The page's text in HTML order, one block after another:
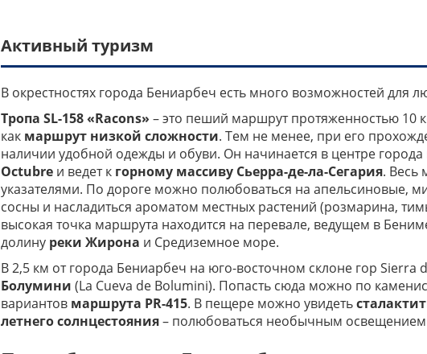
Активный туризм
В окрестностях города Бениарбеч есть много возможностей для
Тропа SL-158 «Racons» – это пеший маршрут протяженностью 10
как маршрут низкой сложности. Тем не менее, при его
наличии удобной одежды и обуви. Он начинается в центре города
Octubre и ведет к горному массиву Сьерра-де-ла-Сегария. Весь
указателями. По дороге можно полюбоваться на апельсиновые,
сосны и насладиться ароматом местных растений (розмарина,
высокая точка маршрута находится на перевале, ведущем в
долину реки Жирона и Средиземное море.
В 2,5 км от города Бениарбеч на юго-восточном склоне гор Sierra
Болумини (La Cueva de Bolumini). Попасть сюда можно по
вариантов маршрута PR-415. В пещере можно увидеть
летнего солнцестояния– полюбоваться необычным освещением